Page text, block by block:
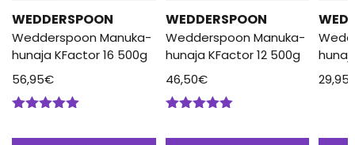
WEDDERSPOON
Wedderspoon Manuka-
hunaja KFactor 16 500g
56,95€
WEDDERSPOON
Wedderspoon Manuka-
hunaja KFactor 12 500g
46,50€
29,95